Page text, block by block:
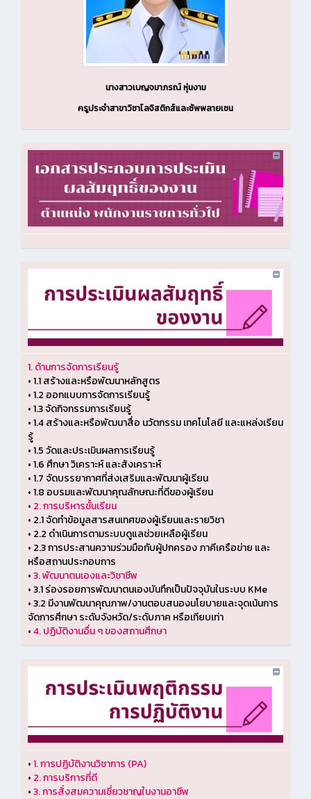
นางสาวเบญจมาภรณ์ หุ่นงาม
ครูประจำสาขาวิชาโลจิสติกส์และซัพพลายเชน
1. ด้านการจัดการเรียนรู้
•1.1 สร้างและหรือพัฒนาหลักสูตร
•1.2 ออกแบบการจัดการเรียนรู้
•1.3 จัดกิจกรรมการเรียนรู้
•1.4 สร้างและหรือพัฒนาสื่อ นวัตกรรม เทคโนโลยี และแหล่งเรียน
รู้
•1.5 วัดและประเมินผลการเรียนรู้
•1.6 ศึกษา วิเคราะห์ และสังเคราะห์
•1.7 จัดบรรยากาศที่ส่งเสริมและพัฒนาผู้เรียน
•1.8 อบรมและพัฒนาคุณลักษณะที่ดีของผู้เรียน
• 2. การบริหารชั้นเรียน
• 2.1 จัดทำข้อมูลสารสนเทศของผู้เรียนและรายวิชา
• 2.2 ดำเนินการตามระบบดูแลช่วยเหลือผู้เรียน
• 2.3 การประสานความร่วมมือกับผู้ปกครอง ภาคีเครือข่าย และ
หรือสถานประกอบการ
•3. พัฒนาตนเองและวิชาชีพ
•3.1 ร่องรอยการพัฒนาตนเองบันทึกเป็นปัจจุบันในระบบ KMe
•3.2 มีงานพัฒนาคุณภาพ/งานตอบสนองนโยบายและจุดเน้นการ
จัดการศึกษา ระดับจังหวัด/ระดับภาค หรือเทียบเท่า
•4. ปฏิบัติงานอื่น ๆ ของสถานศึกษา
•1. การปฏิบัติงานวิชาการ (PA)
• 2. การบริการที่ดี
•3. การสั่งสมความเชี่ยวชาญในงานอาชีพ